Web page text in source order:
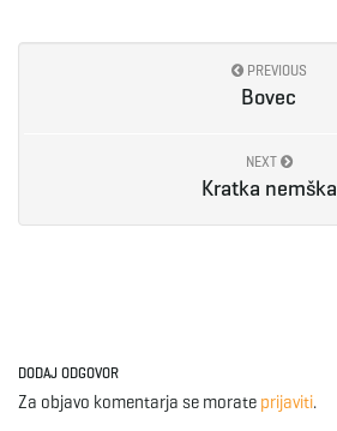
PREVIOUS
Bovec
NEXT
Kratka nemška
DODAJ ODGOVOR
Za objavo komentarja se morate prijaviti.